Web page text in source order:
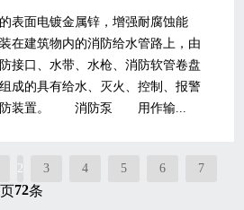
面电镀金属锌，增强耐腐蚀能
筑物内的消防给水管路上，由
接口、水带、水枪、消防软管卷盘
成的具有给水、灭火、控制、报警
防装置。 消防泵 用作输...
2 3 4 5 6
7
页72条